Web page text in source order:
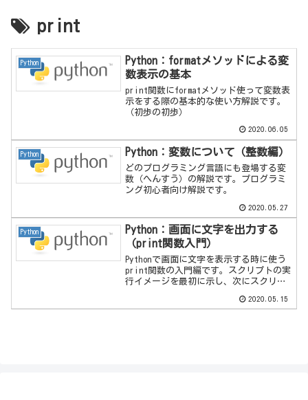
print
Python
Python：formatメソッドによる変
数表示の基本
print関数にformatメソッド使って変数表
示をする際の基本的な使い方解説です。
（初歩の初歩）
2020.06.05
Python Python：変数について（整数編）
どのプログラミング言語にも登場する変
数（へんすう）の解説です。プログラミ
ング初心者向け解説です。
2020.05.27
Python
Python：画面に文字を出力する
（print関数入門）
Pythonで画面に文字を表示する時に使う
print関数の入門編です。スクリプトの実
行イメージを最初に示し、次にスクリプ
文字、エスケープシーケンス文字
2020.05.15